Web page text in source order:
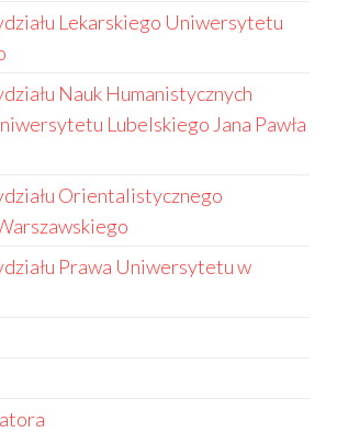
Lekarskiego Uniwersytetu
Nauk Humanistycznych
Lubelskiego Jana Pawła
Orientalistycznego
Prawa Uniwersytetu w